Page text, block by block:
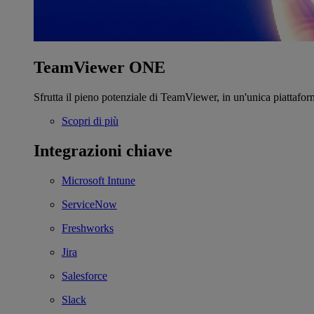
TeamViewer ONE
Sfrutta il pieno potenziale di TeamViewer, in un'unica
Scopri di più
Integrazioni chiave
Microsoft Intune
ServiceNow
Freshworks
Jira
Salesforce
Slack